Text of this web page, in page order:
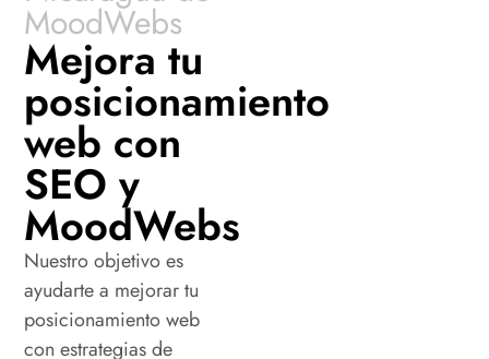
MoodWebs
Mejora tu
posicionamiento
web con
SEO y
MoodWebs
Nuestro objetivo es
ayudarte a mejorar tu
posicionamiento web
con estrategias de